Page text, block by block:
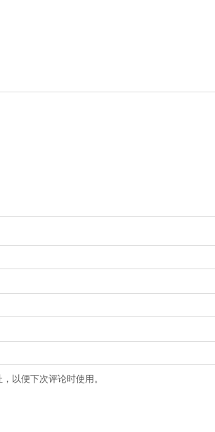
以便下次评论时使用。